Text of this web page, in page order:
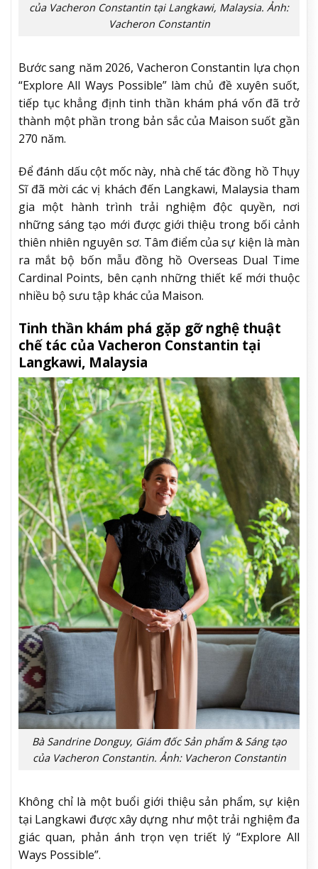
của Vacheron Constantin tại Langkawi, Malaysia. Ảnh:
Vacheron Constantin
Bước sang năm 2026, Vacheron Constantin lựa chọn
“Explore All Ways Possible” làm chủ đề xuyên suốt,
tiếp tục khẳng định tinh thần khám phá vốn đã trở
thành một phần trong bản sắc của Maison suốt gần
270 năm.
Để đánh dấu cột mốc này, nhà chế tác đồng hồ Thụy
Sĩ đã mời các vị khách đến Langkawi, Malaysia tham
gia một hành trình trải nghiệm độc quyền, nơi
những sáng tạo mới được giới thiệu trong bối cảnh
thiên nhiên nguyên sơ. Tâm điểm của sự kiện là màn
ra mắt bộ bốn mẫu đồng hồ Overseas Dual Time
Cardinal Points, bên cạnh những thiết kế mới thuộc
nhiều bộ sưu tập khác của Maison.
Tinh thần khám phá gặp gỡ nghệ thuật
chế tác của Vacheron Constantin tại
Langkawi, Malaysia
Bà Sandrine Donguy, Giám đốc Sản phẩm & Sáng tạo
của Vacheron Constantin. Ảnh: Vacheron Constantin
Không chỉ là một buổi giới thiệu sản phẩm, sự kiện
tại Langkawi được xây dựng như một trải nghiệm đa
giác quan, phản ánh trọn vẹn triết lý “Explore All
Ways Possible”.